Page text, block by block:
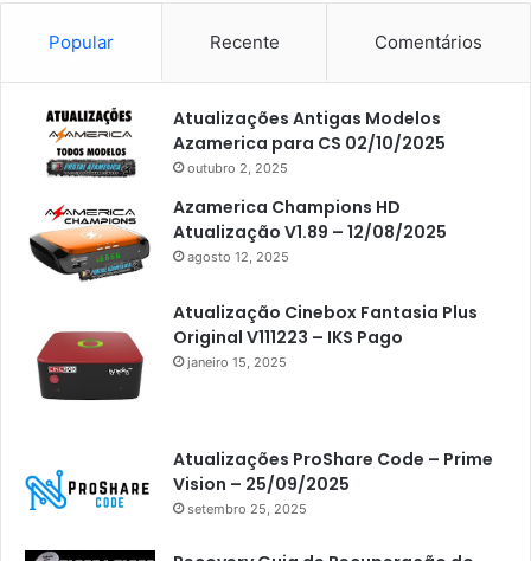
Popular Recente Comentários
Atualizações Antigas Modelos
Azamerica para CS 02/10/2025
outubro 2, 2025
Azamerica Champions HD
Atualização V1.89 – 12/08/2025
agosto 12, 2025
Atualização Cinebox Fantasia Plus
Original V111223 – IKS Pago
janeiro 15, 2025
Atualizações ProShare Code – Prime
Vision – 25/09/2025
setembro 25, 2025